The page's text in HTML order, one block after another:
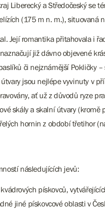
Liberecký a Středočeský se
(175 m n. m.), situovaná
Její romantika přitahovala i
již dávno objevené
či nejznámější Pokličky
jsou nejlépe vyvinuty v
ať už z důvodů ryze
skály a skalní útvary
hornin z období třetihor
následujících jevů:
pískovců,
jiné pískovcové oblasti v